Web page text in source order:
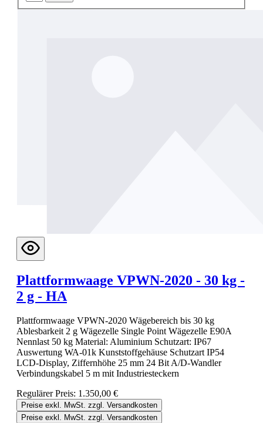
Plattformwaage VPWN-2020 - 30 kg -
2 g - HA
Plattformwaage VPWN-2020 Wägebereich bis 30 kg
Ablesbarkeit 2 g Wägezelle Single Point Wägezelle E90A
Nennlast 50 kg Material: Aluminium Schutzart: IP67
Auswertung WA-01k Kunststoffgehäuse Schutzart IP54
LCD-Display, Ziffernhöhe 25 mm 24 Bit A/D-Wandler
Verbindungskabel 5 m mit Industriesteckern
Regulärer Preis: 1.350,00 €
Preise exkl. MwSt. zzgl. Versandkosten
Preise exkl. MwSt. zzgl. Versandkosten